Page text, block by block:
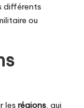
différents
ou
les régions, qui